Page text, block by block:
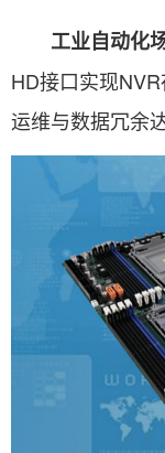
工业自动化
HD接口实现
运维与数据冗余